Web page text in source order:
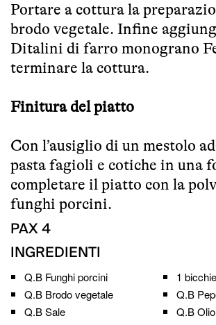
Portare a cottura la
brodo vegetale. Infine
Ditalini di farro monograno
terminare la cottura.
Finitura del piatto
Con l’ausiglio di un mestolo
pasta fagioli e cotiche in una
completare il piatto con la
funghi porcini.
PAX4
INGREDIENTI
Q.B Funghi porcini 1
Q.B Brodo vegetale Q.B
Q.BSale Q.B